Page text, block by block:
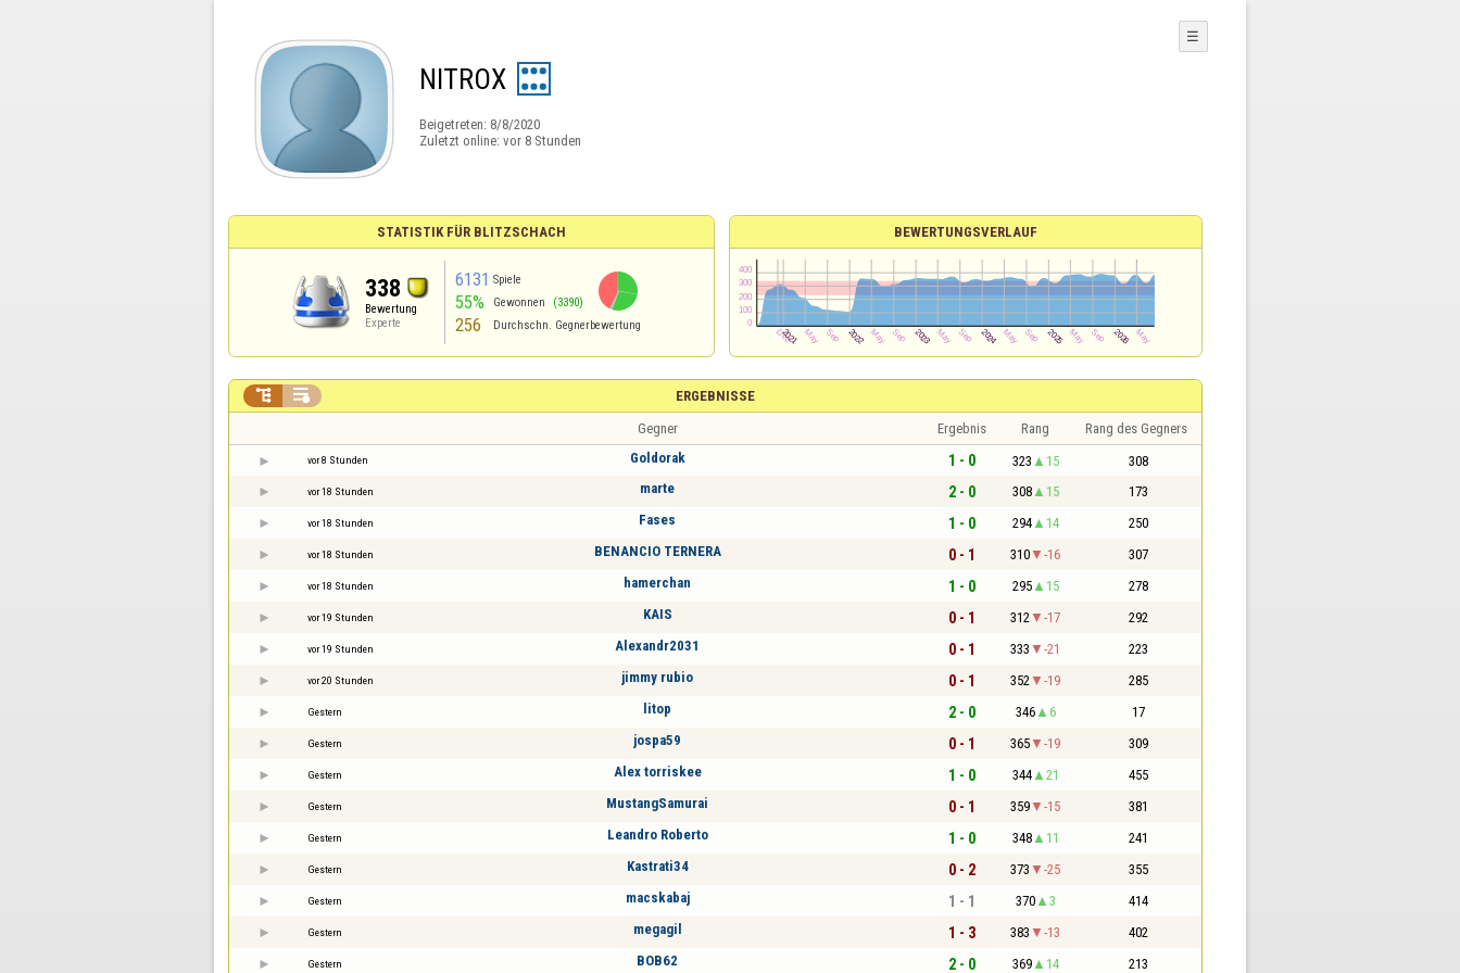
NITROX
Beigetreten: 8/8/2020
Zuletzt online: vor 8 Stunden
☰
STATISTIK FÜR BLITZSCHACH
338
Bewertung
Experte
6131 Spiele
55% Gewonnen (3390)
256 Durchschn. Gegnerbewertung
BEWERTUNGSVERLAUF
ERGEBNISSE
 
Gegner Ergebnis Rang Rang des Gegners
vor 8 Stunden Goldorak 1 - 0 323 15 308
vor 18 Stunden marte 2 - 0 308 15 173
vor 18 Stunden Fases 1 - 0 294 14 250
vor 18 Stunden BENANCIO TERNERA 0 - 1 310 -16 307
vor 18 Stunden hamerchan 1 - 0 295 15 278
vor 19 Stunden KAIS 0 - 1 312 -17 292
vor 19 Stunden Alexandr2031 0 - 1 333 -21 223
vor 20 Stunden jimmy rubio 0 - 1 352 -19 285
Gestern litop 2 - 0 346 6 17
Gestern jospa59 0 - 1 365 -19 309
Gestern Alex torriskee 1 - 0 344 21 455
Gestern MustangSamurai 0 - 1 359 -15 381
Gestern Leandro Roberto 1 - 0 348 11 241
Gestern Kastrati34 0 - 2 373 -25 355
Gestern macskabaj 1 - 1 370 3 414
Gestern megagil 1 - 3 383 -13 402
Gestern BOB62 2 - 0 369 14 213